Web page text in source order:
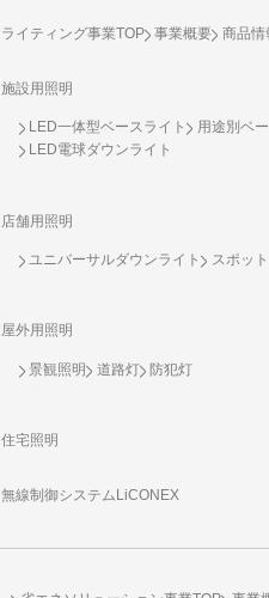
ライティング事業TOP 事業概要 商品情
施設用照明
LED一体型ベースライト
用途別ベ
LED電球ダウンライト
店舗用照明
ユニバーサルダウンライト スポッ
屋外用照明
景観照明 道路灯 防犯灯
住宅照明
無線制御システム LiCONEX